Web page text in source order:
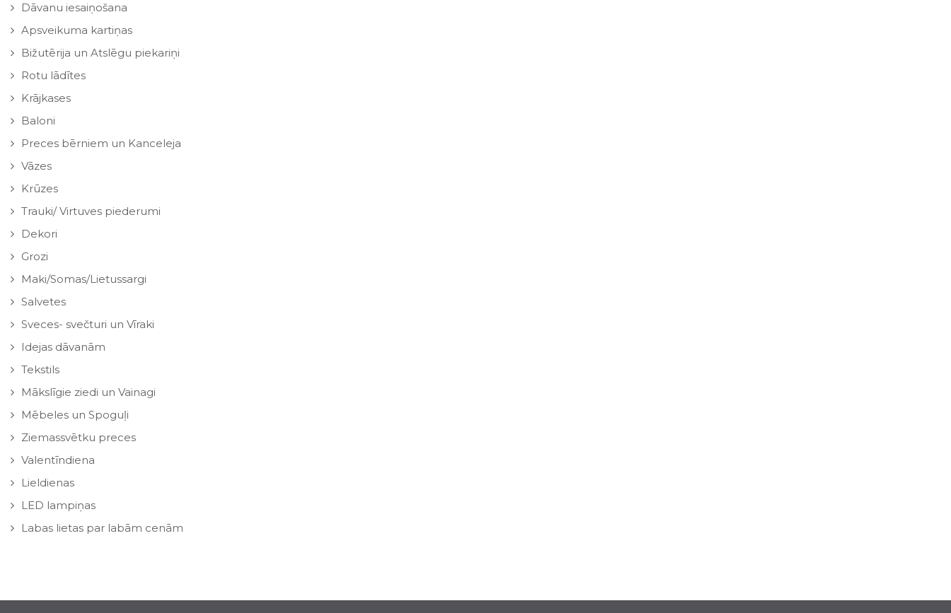
Dāvanu iesaiņošana
Apsveikuma kartiņas
Bižutērija un Atslēgu piekariņi
Rotu lādītes
Krājkases
Baloni
Preces bērniem un Kanceleja
Vāzes
Krūzes
Trauki/ Virtuves piederumi
Dekori
Grozi
Maki/Somas/Lietussargi
Salvetes
Sveces- svečturi un Vīraki
Idejas dāvanām
Tekstils
Mākslīgie ziedi un Vainagi
Mēbeles un Spoguļi
Ziemassvētku preces
Valentīndiena
Lieldienas
LED lampiņas
Labas lietas par labām cenām